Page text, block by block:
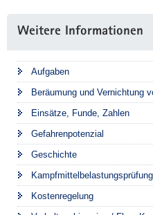
Weitere Informationen
Aufgaben
Beräumung und Vernichtung
Einsätze, Funde, Zahlen
Gefahrenpotenzial
Geschichte
Kostenregelung